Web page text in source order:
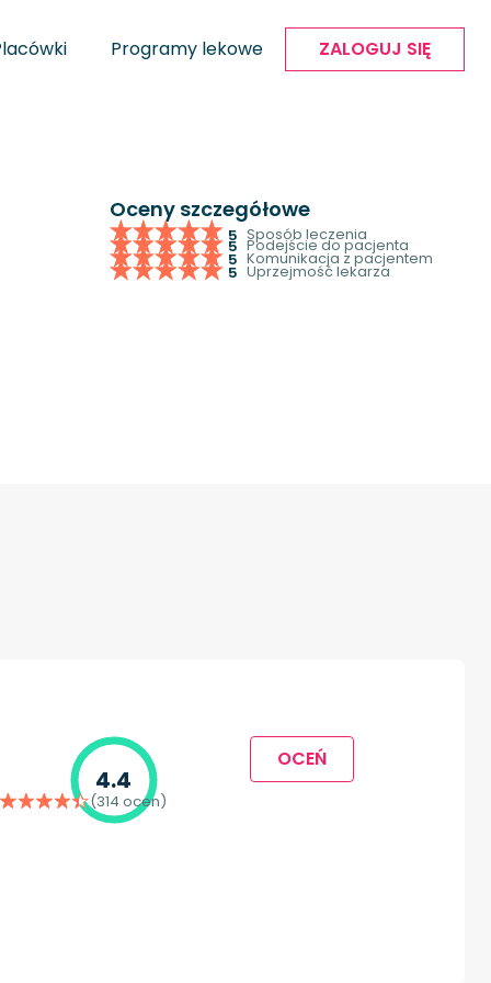
Programy lekowe ZALOGUJ SIĘ
Oceny szczegółowe
5 Sposób leczenia
5 Podejście do pacjenta
5 Komunikacja z pacjentem
5 Uprzejmość lekarza
4.4
(314 ocen)
OCEŃ